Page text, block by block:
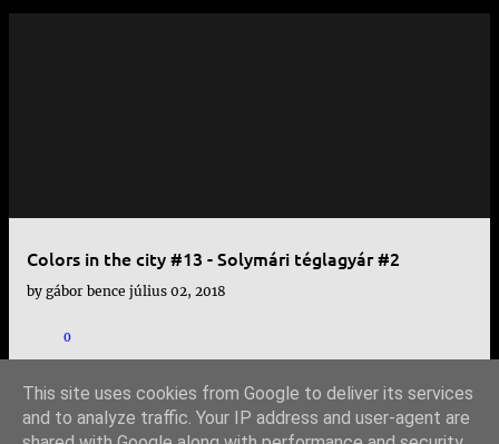
Colors in the city #13 - Solymári téglagyár #2
by gábor bence július 02, 2018
0
This site uses cookies from Google to deliver its services
and to analyze traffic. Your IP address and user-agent are